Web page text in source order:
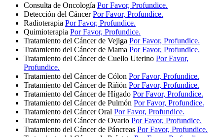
Consulta de Oncología Por Favor, Profundice.
Detección del Cáncer Por Favor, Profundice.
Radioterapia Por Favor, Profundice.
Quimioterapia Por Favor, Profundice.
Tratamiento del Cáncer de Vejiga Por Favor, Profundice.
Tratamiento del Cáncer de Mama Por Favor, Profundice.
Tratamiento del Cáncer de Cuello Uterino Por Favor,
Profundice.
Tratamiento del Cáncer de Cólon Por Favor, Profundice.
Tratamiento del Cáncer de Riñón Por Favor, Profundice.
Tratamiento del Cáncer de Hígado Por Favor, Profundice.
Tratamiento del Cáncer de Pulmón Por Favor, Profundice.
Tratamiento del Cáncer Oral Por Favor, Profundice.
Tratamiento del Cáncer de Ovario Por Favor, Profundice.
Tratamiento del Cáncer de Páncreas Por Favor, Profundice.